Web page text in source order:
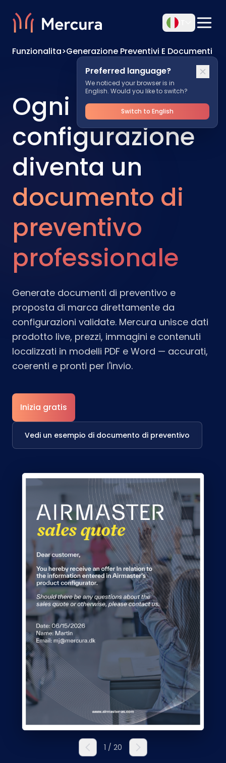
Preferred language?
We noticed your browser is in
English. Would you like to switch?
Switch to English
Funzionalita>Generazione Preventivi E Documenti
Ogni
configurazione
diventa un
documento di
preventivo
professionale
Generate documenti di preventivo e
proposta di marca direttamente da
configurazioni validate. Mercura unisce dati
prodotto live, prezzi, immagini e contenuti
localizzati in modelli PDF e Word — accurati,
coerenti e pronti per l'invio.
Inizia gratis
Vedi un esempio di documento di preventivo
1 / 20